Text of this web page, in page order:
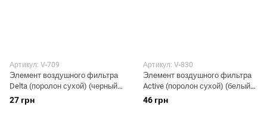
Артикул: V-709
Элемент воздушного фильтра
Delta (поролон сухой) (черный)
AS
27 грн
Артикул: V-830
Элемент воздушного фильтра
Active (поролон сухой) (белый)
AS
46 грн